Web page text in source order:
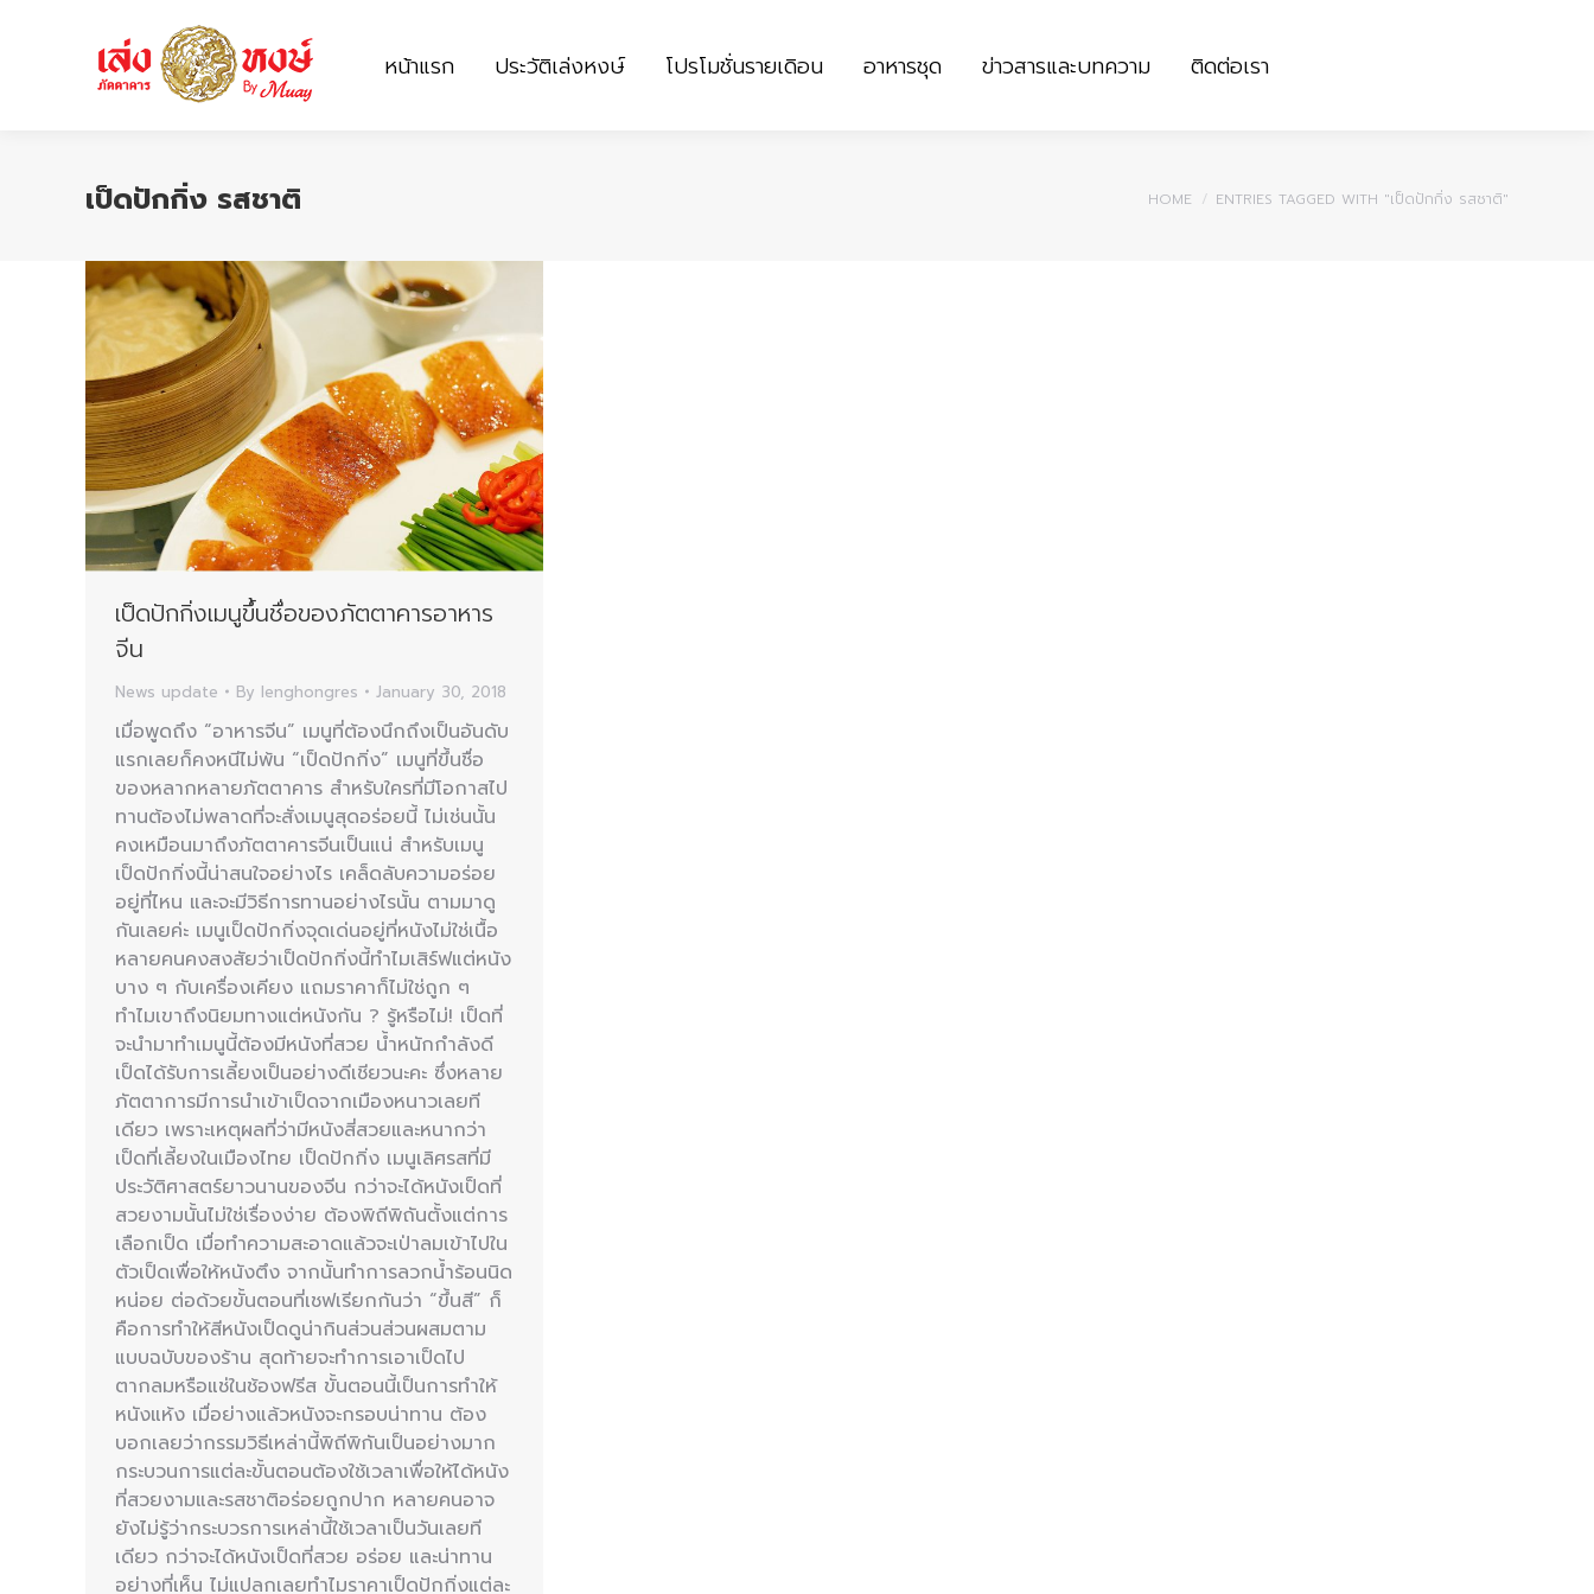
หน้าแรก ประวัติเล่งหงษ์ โปรโมชั่นรายเดิอน อาหารชุด ข่าวสารและบทความ ติดต่อเรา
เป็ดปักกิ่ง รสชาติ You are here:
HOME ENTRIES TAGGED WITH "เป็ดปักกิ่ง รสชาติ"
เป็ดปักกิ่งเมนูขึ้นชื่อของภัตตาคารอาหาร
จีน
News update By lenghongres January 30, 2018
เมื่อพูดถึง “อาหารจีน” เมนูที่ต้องนึกถึงเป็นอันดับ
แรกเลยก็คงหนีไม่พ้น “เป็ดปักกิ่ง” เมนูที่ขึ้นชื่อ
ของหลากหลายภัตตาคาร สำหรับใครที่มีโอกาสไป
ทานต้องไม่พลาดที่จะสั่งเมนูสุดอร่อยนี้ ไม่เช่นนั้น
คงเหมือนมาถึงภัตตาคารจีนเป็นแน่ สำหรับเมนู
เป็ดปักกิ่งนี้น่าสนใจอย่างไร เคล็ดลับความอร่อย
อยู่ที่ไหน และจะมีวิธีการทานอย่างไรนั้น ตามมาดู
กันเลยค่ะ เมนูเป็ดปักกิ่งจุดเด่นอยู่ที่หนังไม่ใช่เนื้อ
หลายคนคงสงสัยว่าเป็ดปักกิ่งนี้ทำไมเสิร์ฟแต่หนัง
บาง ๆ กับเครื่องเคียง แถมราคาก็ไม่ใช่ถูก ๆ
ทำไมเขาถึงนิยมทางแต่หนังกัน ? รู้หรือไม่! เป็ดที่
จะนำมาทำเมนูนี้ต้องมีหนังที่สวย น้ำหนักกำลังดี
เป็ดได้รับการเลี้ยงเป็นอย่างดีเชียวนะคะ ซึ่งหลาย
ภัตตาการมีการนำเข้าเป็ดจากเมืองหนาวเลยที
เดียว เพราะเหตุผลที่ว่ามีหนังสี่สวยและหนากว่า
เป็ดที่เลี้ยงในเมืองไทย เป็ดปักกิ่ง เมนูเลิศรสที่มี
ประวัติศาสตร์ยาวนานของจีน กว่าจะได้หนังเป็ดที่
สวยงามนั้นไม่ใช่เรื่องง่าย ต้องพิถีพิถันตั้งแต่การ
เลือกเป็ด เมื่อทำความสะอาดแล้วจะเป่าลมเข้าไปใน
ตัวเป็ดเพื่อให้หนังตึง จากนั้นทำการลวกน้ำร้อนนิด
หน่อย ต่อด้วยขั้นตอนที่เชฟเรียกกันว่า “ขึ้นสี” ก็
คือการทำให้สีหนังเป็ดดูน่ากินส่วนส่วนผสมตาม
แบบฉบับของร้าน สุดท้ายจะทำการเอาเป็ดไป
ตากลมหรือแช่ในช้องฟรีส ขั้นตอนนี้เป็นการทำให้
หนังแห้ง เมื่อย่างแล้วหนังจะกรอบน่าทาน ต้อง
บอกเลยว่ากรรมวิธีเหล่านี้พิถีพิกันเป็นอย่างมาก
กระบวนการแต่ละขั้นตอนต้องใช้เวลาเพื่อให้ได้หนัง
ที่สวยงามและรสชาติอร่อยถูกปาก หลายคนอาจ
ยังไม่รู้ว่ากระบวรการเหล่านี้ใช้เวลาเป็นวันเลยที
เดียว กว่าจะได้หนังเป็ดที่สวย อร่อย และน่าทาน
อย่างที่เห็น ไม่แปลกเลยทำไมราคาเป็ดปักกิ่งแต่ละ
โปรโมชั่นรายเดิอน